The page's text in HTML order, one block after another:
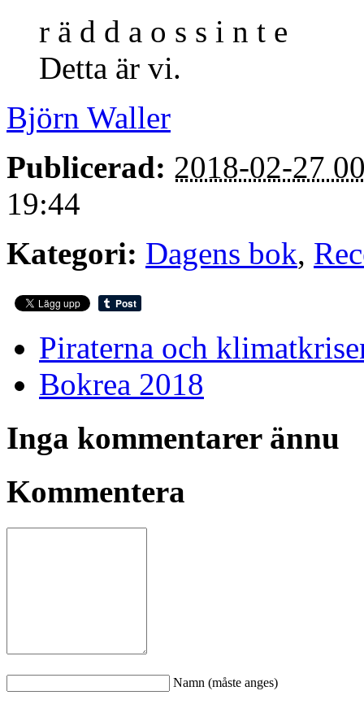
r ä d d a o s s i n t e
Detta är vi.
Björn Waller
Publicerad: 2018-02-27
19:44
Kategori: Dagens bok,
Piraterna och
Bokrea 2018
Inga kommentarer ännu
Kommentera
Namn (måste anges)